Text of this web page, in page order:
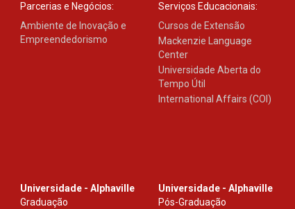
Parcerias e Negócios:
Ambiente de Inovação e
Empreendedorismo
Serviços Educacionais:
Cursos de Extensão
Mackenzie Language
Center
Universidade Aberta do
Tempo Útil
International Affairs (COI)
Universidade - Alphaville
Graduação
Universidade - Alphaville
Pós-Graduação